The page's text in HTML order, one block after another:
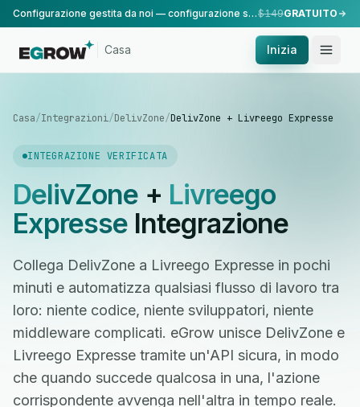
Configurazione gestita da noi — configurazione standard, eseguita dal nostro team.$149GRATUITO
Casa Inizia
Casa/Integrazioni/DelivZone/DelivZone + Livreego Expresse
INTEGRAZIONE VERIFICATA
DelivZone+ Livreego
ExpresseIntegrazione
Collega DelivZone a Livreego Expresse in pochi
minuti e automatizza qualsiasi flusso di lavoro tra
loro: niente codice, niente sviluppatori, niente
middleware complicati. eGrow unisce DelivZone e
Livreego Expresse tramite un'API sicura, in modo
che quando succede qualcosa in una, l'azione
corrispondente avvenga nell'altra in tempo reale.